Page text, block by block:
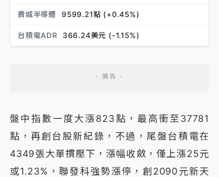
費城半導體 9599.21點 (+0.45%)
台積電ADR 366.24美元 (-1.15%)
盤中指數一度大漲823點，最高衝至37781
點，再創台股新紀錄，不過，尾盤台積電在
4349張大單摜壓下，漲幅收斂，僅上漲25元
或1.23%，聯發科強勢漲停，創2090元新天